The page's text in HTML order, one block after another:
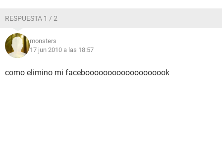
RESPUESTA 1 / 2
monsters
17 jun 2010 a las 18:57
como elimino mi facebooooooooooooooooook